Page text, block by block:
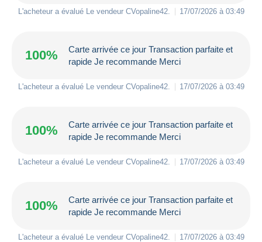
L'acheteur a évalué Le vendeur CVopaline42 17/07/2026 à 03:49
100%
Carte arrivée ce jour Transaction parfaite et
rapide Je recommande Merci
L'acheteur a évalué Le vendeur CVopaline42 17/07/2026 à 03:49
100%
Carte arrivée ce jour Transaction parfaite et
rapide Je recommande Merci
L'acheteur a évalué Le vendeur CVopaline42 17/07/2026 à 03:49
100%
Carte arrivée ce jour Transaction parfaite et
rapide Je recommande Merci
L'acheteur a évalué Le vendeur CVopaline42 17/07/2026 à 03:49